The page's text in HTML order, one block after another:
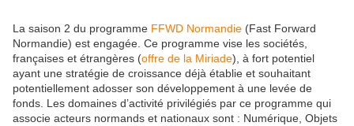
La saison 2 du programme FFWD Normandie (Fast Forward
Normandie) est engagée. Ce programme vise les sociétés,
françaises et étrangères (offre de la Miriade), à fort potentiel
ayant une stratégie de croissance déjà établie et souhaitant
potentiellement adosser son développement à une levée de
fonds. Les domaines d’activité privilégiés par ce programme qui
associe acteurs normands et nationaux sont : Numérique, Objets